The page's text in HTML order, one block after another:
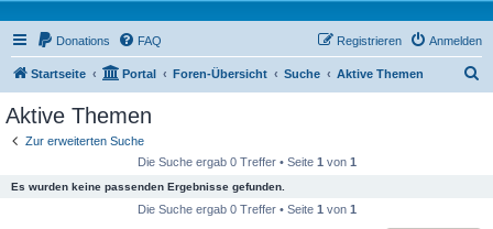
Donations FAQ Anmelden
Registrieren
Startseite Portal Foren-Übersicht Suche Aktive Themen
Aktive Themen
Zur erweiterten Suche
Die Suche ergab 0 Treffer • Seite 1 von 1
Es wurden keine passenden Ergebnisse gefunden.
Die Suche ergab 0 Treffer • Seite 1 von 1